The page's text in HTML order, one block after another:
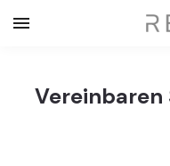
Vereinbaren